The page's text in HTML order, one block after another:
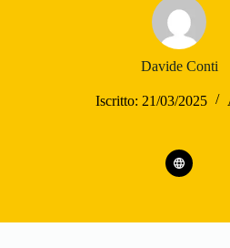
Davide Conti
Iscritto: 21/03/2025